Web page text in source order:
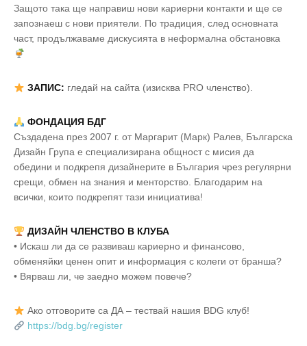
Защото така ще направиш нови кариерни контакти и ще се
запознаеш с нови приятели. По традиция, след основната
част, продължаваме дискусията в неформална обстановка
ЗАПИС: гледай на сайта (изисква PRO членство).
ФОНДАЦИЯ БДГ
Създадена през 2007 г. от Маргарит (Марк) Ралев, Българска
Дизайн Група е специализирана общност с мисия да
обедини и подкрепя дизайнерите в България чрез регулярни
срещи, обмен на знания и менторство. Благодарим на
всички, които подкрепят тази инициатива!
ДИЗАЙН ЧЛЕНСТВО В КЛУБА
• Искаш ли да се развиваш кариерно и финансово,
обменяйки ценен опит и информация с колеги от бранша?
• Вярваш ли, че заедно можем повече?
Ако отговорите са ДА – тествай нашия BDG клуб!
https://bdg.bg/register